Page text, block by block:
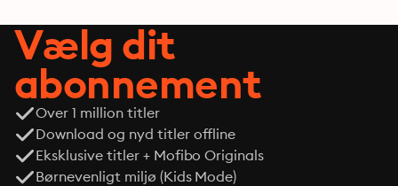
Vælg dit
abonnement
Over 1 million titler
Download og nyd titler offline
Eksklusive titler + Mofibo Originals
Børnevenligt miljø (Kids Mode)